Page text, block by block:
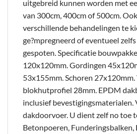
uitgebreid kunnen worden met
van 300cm, 400cm of 500cm.
verschillende behandelingen te
ge?mpregneerd of eventueel
gespoten. Specificatie
120x120mm. Gordingen
53x155mm. Schoren 27x120mm.
blokhutprofiel 28mm. EPDM
inclusief bevestigingsmaterialen.
dakdoorvoer. U dient zelf no toe
Betonpoeren,